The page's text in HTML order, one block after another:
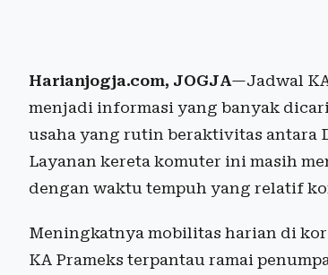
Harianjogja.com, JOGJA—Jadwal
menjadi informasi yang banyak
usaha yang rutin beraktivitas antara
Layanan kereta komuter ini masih
dengan waktu tempuh yang relatif
Meningkatnya mobilitas harian di
KA Prameks terpantau ramai